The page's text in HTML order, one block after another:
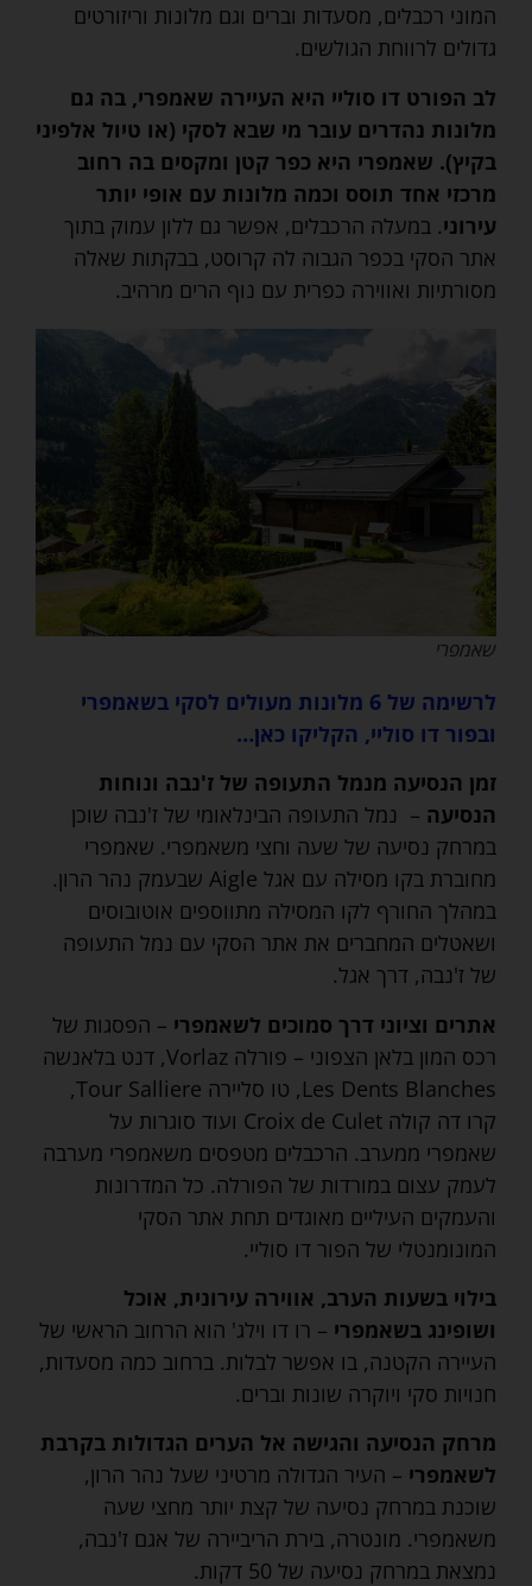
המוני רכבלים, מסעדות וברים וגם מלונות וריזורטים
גדולים לרווחת הגולשים.
לב הפורט דו סוליי היא העיירה שאמפרי, בה גם
מלונות נהדרים עובר מי שבא לסקי (או טיול אלפיני
בקיץ). שאמפרי היא כפר קטן ומקסים בה רחוב
מרכזי אחד תוסס וכמה מלונות עם אופי יותר
עירוני. במעלה הרכבלים, אפשר גם ללון עמוק בתוך
אתר הסקי בכפר הגבוה לה קרוסט, בבקתות שאלה
מסורתיות ואווירה כפרית עם נוף הרים מרהיב.
שאמפרי
לרשימה של 6 מלונות מעולים ל
סקי בשאמפרי
ובפור דו סוליי,הקליקו כאן…
זמן הנסיעה מנמל התעופה של ז'נבה ונוחות
הנסיעה– נמל התעופה הבינלאומי של ז'נבה שוכן
במרחק נסיעה של שעה וחצי משאמפרי. שאמפרי
מחוברת בקו מסילה עם אגל Aigle שבעמק נהר הרון.
במהלך החורף לקו המסילה מתווספים אוטובוסים
ושאטלים המחברים את אתר הסקי עם נמל התעופה
של ז'נבה, דרך אגל.
אתרים וציוני דרך סמוכים לשאמפרי– הפסגות של
רכס המון בלאן הצפוני – פורלה Vorlaz, דנט בלאנשה
Les Dents Blanches, טו סליירה Tour Salliere,
קרו דה קולה Croix de Culet ועוד סוגרות על
שאמפרי ממערב. הרכבלים מטפסים משאמפרי מערבה
לעמק עצום במורדות של הפורלה. כל המדרונות
והעמקים העיליים מאוגדים תחת אתר הסקי
המונומנטלי של הפור דו סוליי.
בילוי בשעות הערב, אווירה עירונית, אוכל
ושופינג בשאמפרי– רו דו וילג' הוא הרחוב הראשי של
העיירה הקטנה, בו אפשר לבלות. ברחוב כמה מסעדות,
חנויות סקי ויוקרה שונות וברים.
מרחק הנסיעה והגישה אל הערים הגדולות בקרבת
לשאמפרי– העיר הגדולה מרטיני שעל נהר הרון,
שוכנת במרחק נסיעה של קצת יותר מחצי שעה
משאמפרי. מונטרה, בירת הריביירה של אגם ז'נבה,
נמצאת במרחק נסיעה של 50 דקות.